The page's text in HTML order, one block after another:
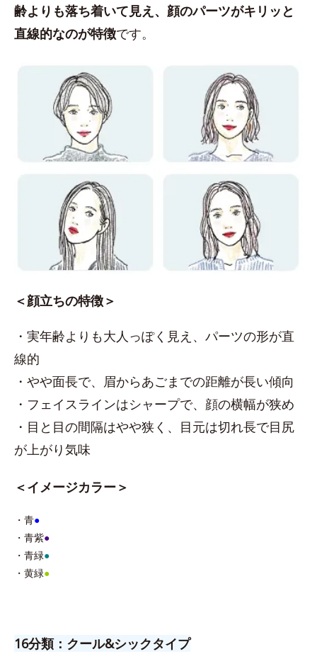
齢よりも落ち着いて見え、顔のパーツがキリッと
直線的なのが特徴です。
＜顔立ちの特徴＞
・実年齢よりも大人っぽく見え、パーツの形が直
線的
・やや面長で、眉からあごまでの距離が長い傾向
・フェイスラインはシャープで、顔の横幅が狭め
・目と目の間隔はやや狭く、目元は切れ長で目尻
が上がり気味
＜イメージカラー＞
・青●
・青紫●
・青緑●
・黄緑●
16分類：クール&シックタイプ